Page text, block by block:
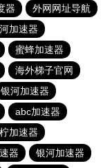
器
外网网址导航
加速器
蜜蜂加速器
海外梯子官网
银河加速器
abc加速器
加速器
器 银河加速器